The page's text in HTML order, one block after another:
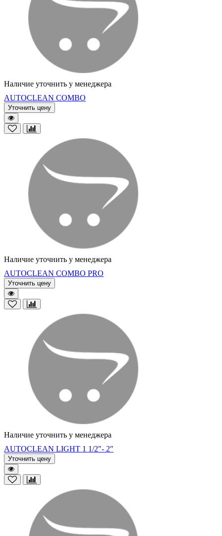
Наличие уточнить у менеджера
AUTOCLEAN COMBO
Уточнить цену
Наличие уточнить у менеджера
AUTOCLEAN COMBO PRO
Уточнить цену
Наличие уточнить у менеджера
AUTOCLEAN LIGHT 1 1/2"- 2"
Уточнить цену